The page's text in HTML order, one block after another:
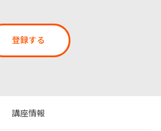
登録する
講座情報